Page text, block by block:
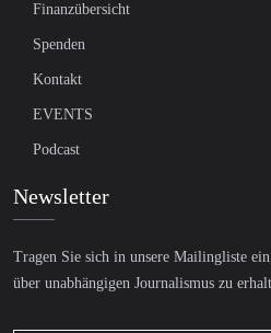
Finanzübersicht
Spenden
Kontakt
EVENTS
Podcast
Newsletter
Tragen Sie sich in unsere Mailingliste
über unabhängigen Journalismus zu